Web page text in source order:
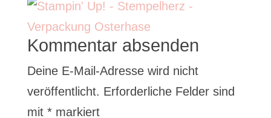
Kommentar absenden
Deine E-Mail-Adresse wird nicht
veröffentlicht. Erforderliche Felder sind
mit *markiert